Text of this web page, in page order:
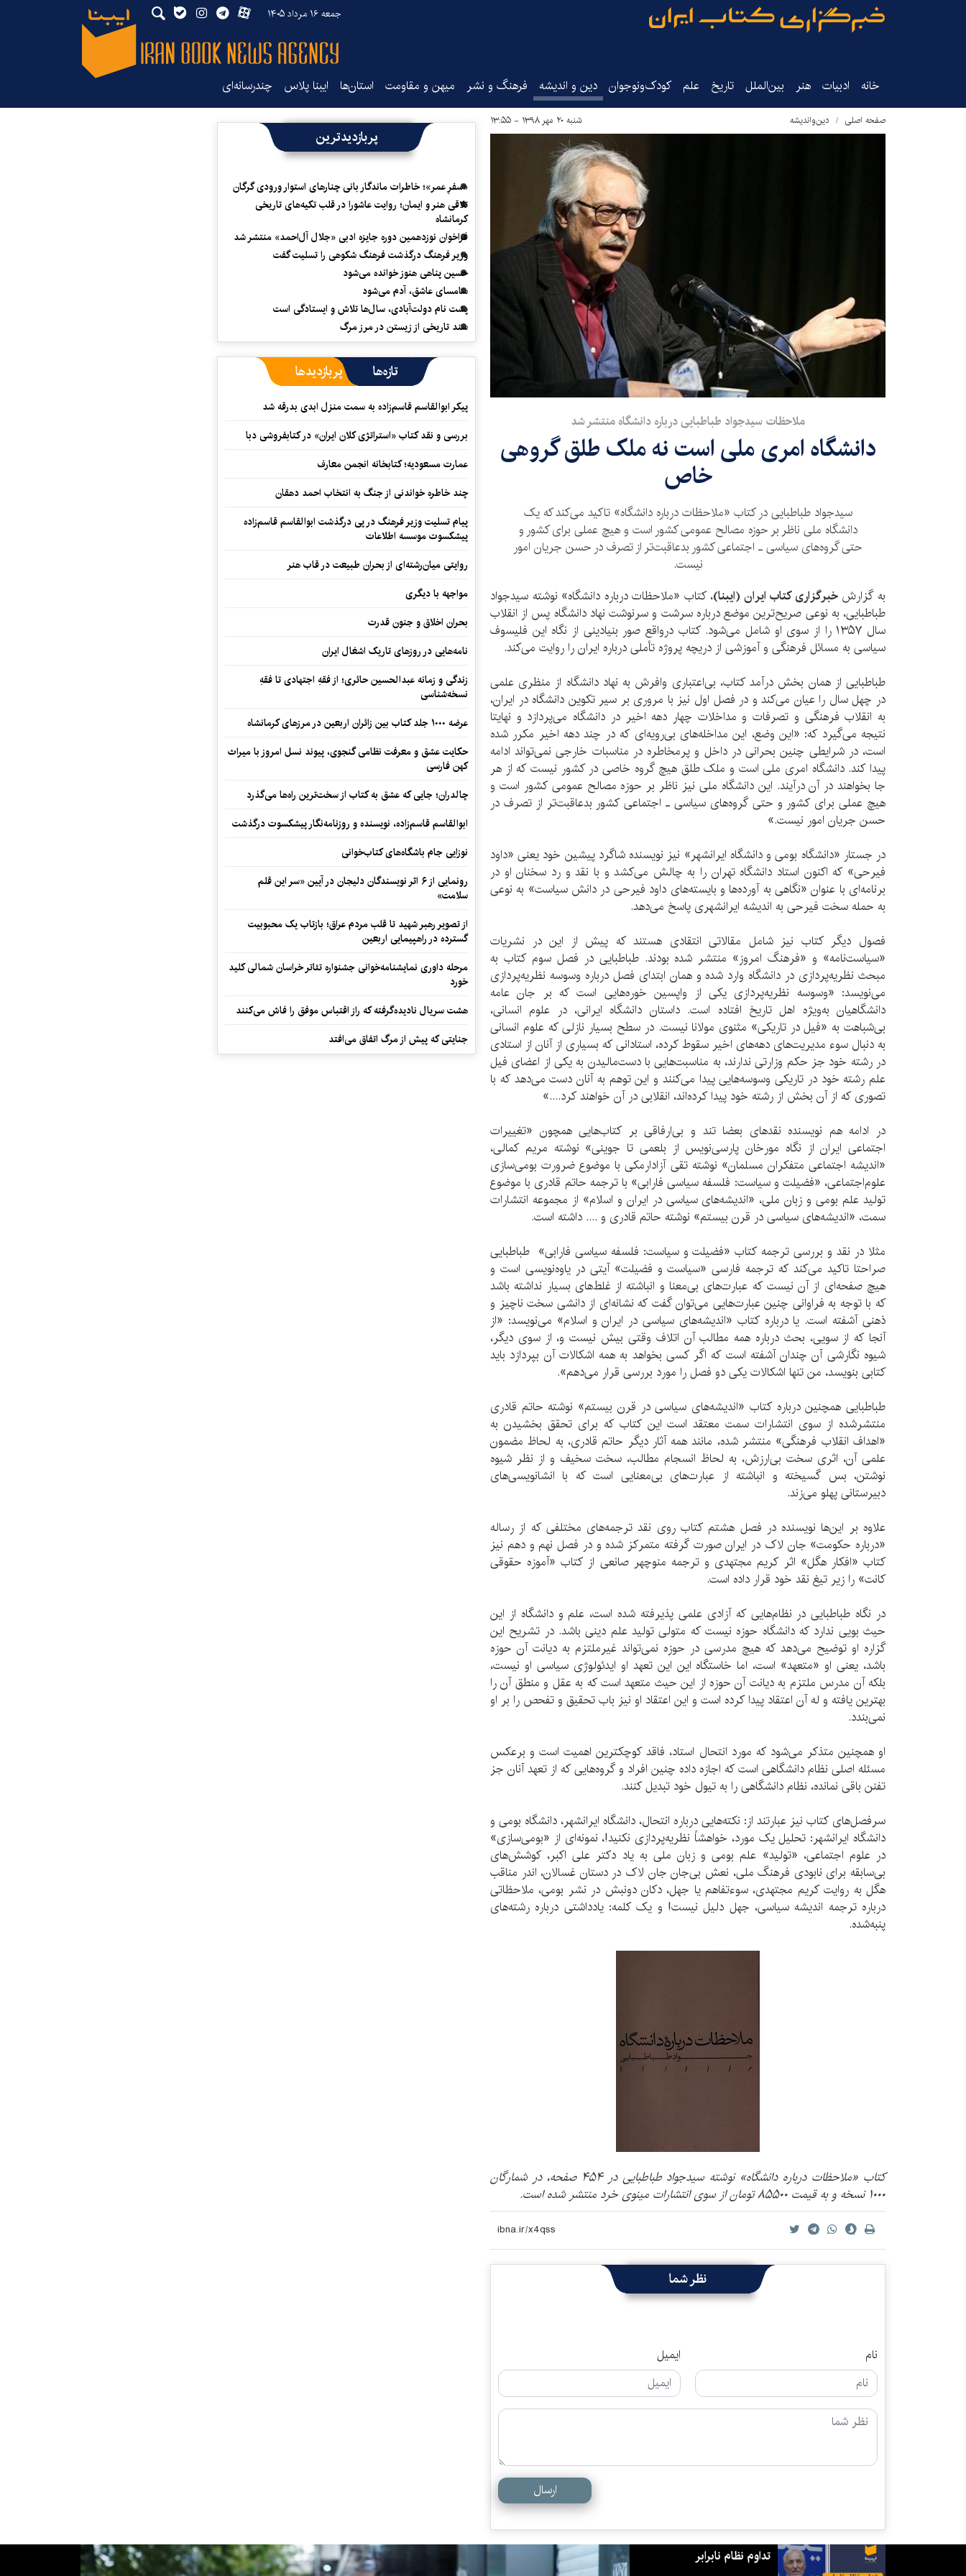
جمعه ۱۶ مرداد ۱۴۰۵
خانه ادبیات هنر بین‌الملل تاریخ‌ علم کودک‌ونوجوان دین و اندیشه فرهنگ و نشر میهن و مقاومت استان‌ها ایبنا پلاس چندرسانه‌ای
صفحه اصلی دین‌واندیشه شنبه ۲۰ مهر ۱۳۹۸ - ۱۳:۵۵
ملاحظات سیدجواد طباطبایی درباره دانشگاه منتشر شد
دانشگاه امری ملی است نه ملک طلق گروهی
خاص
سیدجواد طباطبایی در کتاب «ملاحظات درباره دانشگاه» تاکید می‌کند که یک
دانشگاه ملی ناظر بر حوزه مصالح عمومی کشور است و هیچ عملی برای کشور و
حتی گروه‌‏های سیاسی ـ اجتماعی کشور بدعاقبت‏‌تر از تصرف در حسن جریان امور
نیست.
به گزارشخبرگزاری کتاب ایران (ایبنا)، کتاب «ملاحظات درباره دانشگاه» نوشته سیدجواد
طباطبایی، به نوعی صریح‌ترین موضع درباره سرشت و سرنوشت نهاد دانشگاه پس از انقلاب
سال ۱۳۵۷ را از سوی او شامل می‌شود. کتاب درواقع صور بنیادینی از نگاه این فلیسوف
سیاسی به مسائل فرهنگی و آموزشی از دریچه پروژه تأملی درباره ایران را روایت می‌کند.
طباطبایی از همان بخش درآمد کتاب، بی‌‏اعتباری وافرش به نهاد دانشگاه از منظری علمی
در چهل سال را عیان می‌کند و در فصل اول نیز با مروری بر سیر تکوین دانشگاه در ایران،
به انقلاب فرهنگی و تصرفات و مداخلات چهار دهه اخیر در دانشگاه می‌پردازد و نهایتا
نتیجه می‌گیرد که: «این وضع، این مداخله‌‏های بی‌‏رویه‏‌ای که در چند دهه اخیر مکرر شده
است، در شرایطی چنین بحرانی در داخل و پرمخاطره در مناسبات خارجی نمی‌‏تواند ادامه
پیدا کند. دانشگاه امری ملی است و ملک طلق هیچ گروه خاصی در کشور نیست که از هر
جا بخواهند در آن درآیند. این دانشگاه ملی نیز ناظر بر حوزه مصالح عمومی کشور است و
هیچ عملی برای کشور و حتی گروه‌‏های سیاسی ـ اجتماعی کشور بدعاقبت‏‌تر از تصرف در
حسن جریان امور نیست.»
در جستار «دانشگاه بومی و دانشگاه ایرانشهر» نیز نویسنده شاگرد پیشین خود یعنی «داود
فیرحی» که اکنون استاد دانشگاه تهران را به چالش می‌کشد و با نقد و رد سخنان او در
برنامه‏‌ای با عنوان «نگاهی به آورده‌‏ها و بایسته‌‏های داود فیرحی در دانش سیاست» به نوعی
به حمله سخت فیرحی به اندیشه ایرانشهری پاسخ می‌دهد.
فصول دیگر کتاب نیز شامل مقالاتی انتقادی هستند که پیش از این در نشریات
«سیاست‌نامه» و «فرهنگ امروز» منتشر شده‌ بودند. طباطبایی در فصل سوم کتاب به
مبحث نظریه‌پردازی در دانشگاه وارد شده و همان ابتدای فصل درباره وسوسه نظریه‌پردازی
می‌نویسد: «وسوسه نظریه‌پردازی یکی از واپسین خوره‌هایی است که بر جان عامه
دانشگاهیان به‌ویژه اهل تاریخ افتاده است. داستان دانشگاه ایرانی، در علوم انسانی،
بی‌شباهت به «فیل در تاریکی» مثنوی مولانا نیست. در سطح بسیار نازلی که علوم انسانی
به دنبال سوء مدیریت‌های دهه‌های اخیر سقوط کرده، استادانی که بسیاری از آنان از استادی
در رشته خود جز حکم وزارتی ندارند، به مناسبت‌هایی با دست‌مالیدن به یکی از اعضای فیل
علم رشته خود در تاریکی وسوسه‌هایی پیدا می‌کنند و این توهم به آنان دست می‌دهد که با
تصوری که از آن بخش از رشته خود پیدا کرده‌اند، انقلابی در آن خواهند کرد....»
در ادامه هم نویسنده نقد‌های بعضا تند و بی‌ارفاقی بر کتاب‌هایی همچون «تغییرات
اجتماعی ایران از نگاه مورخان پارسی‌نویس از بلعمی تا جوینی» نوشته مریم کمالی،
«اندیشه اجتماعی متفکران مسلمان» نوشته تقی آزادارمکی با موضوع ضرورت بومی‌سازی
علوم‌اجتماعی، «فضیلت و سیاست: فلسفه سیاسی فارابی» با ترجمه حاتم قادری با موضوع
تولید علم بومی و زبان ملی، «اندیشه‌های سیاسی در ایران و اسلام» از مجموعه انتشارات
سمت، «اندیشه‌های سیاسی در قرن بیستم» نوشته حاتم قادری و .... داشته است.
مثلا در نقد و بررسی ترجمه کتاب «فضیلت و سیاست: فلسفه سیاسی فارابی» طباطبایی
صراحتا تاکید می‌کند که ترجمه فارسی «سیاست و فضیلت» آیتی در یاوه‌نویسی است و
هیچ صفحه‌ای از آن نیست که عبارت‌های بی‌معنا و انباشته از غلط‌های بسیار نداشته باشد
که با توجه به فراوانی چنین عبارت‌هایی می‌توان گفت که نشانه‌ای از دانشی سخت ناچیز و
ذهنی آشفته است. یا درباره کتاب «اندیشه‌های سیاسی در ایران و اسلام» می‌نویسد: «از
آنجا که از سویی، بحث درباره همه مطالب آن اتلاف وقتی بیش نیست و، از سوی دیگر،
شیوه نگارشی آن چندان آشفته است که اگر کسی بخواهد به همه اشکالات آن بپردازد باید
کتابی بنویسد، من تنها اشکالات یکی دو فصل را مورد بررسی قرار می‌دهم».
طباطبایی همچنین درباره کتاب «اندیشه‌های سیاسی در قرن بیستم» نوشته حاتم قادری
منتشرشده از سوی انتشارات سمت معتقد است این کتاب که برای تحقق بخشیدن به
«اهداف انقلاب فرهنگی» منتشر شده، مانند همه آثار دیگر حاتم قادری، به لحاظ مضمون
علمی آن، اثری سخت بی‌ارزش، به لحاظ انسجام مطالب، سخت سخیف و از نظر شیوه
نوشتن، بس گسیخته و انباشته از عبارت‌های بی‌معنایی است که با انشانویسی‌های
دبیرستانی پهلو می‌زند.
علاوه بر این‌ها نویسنده در فصل هشتم کتاب روی نقد ترجمه‌های مختلفی که از رساله
«درباره حکومت» جان لاک در ایران صورت گرفته متمرکز شده و در فصل نهم و دهم نیز
کتاب «افکار هگل» اثر کریم مجتهدی و ترجمه منوچهر صانعی از کتاب «آموزه حقوقی
کانت» را زیر تیغ نقد خود قرار داده است.
در نگاه طباطبایی در نظام‌هایی که آزادی علمی پذیرفته شده است، علم و دانشگاه از این
حیث بویی ندارد که دانشگاه حوزه نیست که متولی تولید علم دینی باشد. در تشریح این
گزاره او توضیح می‌دهد که هیچ مدرسی در حوزه نمی‌تواند غیرملتزم به دیانت آن حوزه
باشد، یعنی او «متعهد» است، اما خاستگاه این این تعهد او ایدئولوژی سیاسی او نیست،
بلکه آن مدرس ملتزم به دیانت آن حوزه از این حیث متعهد است که به عقل و منطق آن را
بهترین یافته و له آن اعتقاد پیدا کرده است و این اعتقاد او نیز باب تحقیق و تفحص را بر او
نمی‌بندد.
او همچنین متذکر می‌شود که مورد انتحال استاد، فاقد کوچکترین اهمیت است و برعکس
مسئله اصلی نظام دانشگاهی است که اجازه داده چنین افراد و گروه‌هایی که از تعهد آنان جز
تفنن باقی نمانده، نظام دانشگاهی را به تیول خود تبدیل کنند.
سرفصل‌های کتاب نیز عبارتند از: نکته‌هایی درباره انتحال، دانشگاه ایرانشهر، دانشگاه بومی و
دانشگاه ایرانشهر: تحلیل یک مورد، خواهشاً نظریه‌پردازی نکنید!، نمونه‌ای از «بومی‌سازی»
در علوم اجتماعی، «تولید» علم بومی و زبان ملی به یاد دکتر علی اکبر، کوشش‌های
بی‌سابقه برای نابودی فرهنگ ملی، نعش بی‌جان جان لاک در دستان غسالان، اندر مناقب
هگل به روایت کریم مجتهدی، سوءتفاهم یا جهل، دکان دونبش در نشر بومی، ملاحظاتی
درباره ترجمه اندیشه سیاسی، جهل دلیل نیست! و یک کلمه: یادداشتی درباره رشته‌های
پنبه‌شده.
کتاب «ملاحظات درباره دانشگاه» نوشته سیدجواد طباطبایی در ۴۵۴ صفحه، در شمارگان
۱۰۰۰ نسخه و به قیمت ۸۵۵۰۰ تومان از سوی انتشارات مینوی خرد منتشر شده است.
نظر شما
نام ایمیل
ارسال
پربازدیدترین
«سفرِ عمر»؛ خاطرات ماندگار بانی چنارهای استوار ورودی گرگان
تلاقی هنر و ایمان؛ روایت عاشورا در قلب تکیه‌های تاریخی
کرمانشاه
فراخوان نوزدهمین دوره جایزه ادبی «جلال آل‌احمد» منتشر شد
وزیر فرهنگ درگذشت فرهنگ شکوهی را تسلیت گفت
حسین پناهی هنوز خوانده می‌شود
سامسای عاشق، آدم می‌شود
پشت نام دولت‌آبادی، سال‌ها تلاش و ایستادگی است
سند تاریخی از زیستن در مرز مرگ
تازه‌ها پربازدیدها
پیکر ابوالقاسم قاسم‌زاده به سمت منزل ابدی بدرقه شد
بررسی و نقد کتاب «استراتژی کلان ایران» در کتابفروشی دبا
عمارت مسعودیه؛ کتابخانه انجمن معارف
چند خاطره خواندنی از جنگ به انتخاب احمد دهقان
پیام تسلیت وزیر فرهنگ در پی درگذشت ابوالقاسم قاسم‌زاده
پیشکسوت موسسه اطلاعات
روایتی میان‌رشته‌ای از بحران طبیعت در قاب هنر
مواجهه با دیگری
بحران اخلاق و جنون قدرت
نامه‌هایی در روزهای تاریک اشغال ایران
زندگی و زمانه عبدالحسین حائری؛ از فقهِ اجتهادی تا فقهِ
نسخه‌شناسی
عرضه ۱۰۰۰ جلد کتاب بین زائران اربعین در مرزهای کرمانشاه
حکایت عشق و معرفت نظامی گنجوی، پیوند نسل امروز با میراث
کهن فارسی
چالدران؛ جایی که عشق به کتاب از سخت‌ترین راه‌ها می‌گذرد
ابوالقاسم قاسم‌زاده، نویسنده و روزنامه‌نگار پیشکسوت درگذشت
نوزایی جام باشگاه‌های کتاب‌خوانی
رونمایی از ۶ اثر نویسندگان دلیجان در آیین «سر این قلم
سلامت»
از تصویر رهبر شهید تا قلب مردم عراق؛ بازتاب یک محبوبیت
گسترده در راهپیمایی اربعین
مرحله داوری نمایشنامه‌خوانی جشنواره تئاتر خراسان شمالی کلید
خورد
هشت سریال نادیده‌گرفته که راز اقتباس موفق را فاش می‌کنند
جنایتی که پیش از مرگ اتفاق می‌افتد
تداوم نظام نابرابر